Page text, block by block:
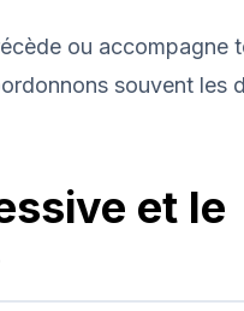
ou accompagne
souvent les
et le